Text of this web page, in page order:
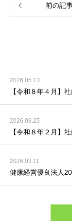
前の記
2026.05.13
【令和８年４月】
2026.03.25
【令和８年２月】
2026.03.11
健康経営優良法人